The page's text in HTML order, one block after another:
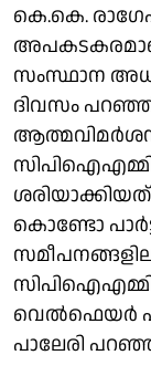
കെ.കെ.
സംസ്ഥാന
ദിവസം
കൊണ്ടോ
വെല്‍ഫെയര്‍
പാലേരി